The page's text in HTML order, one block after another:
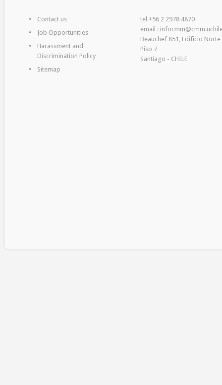
Contact us
Job Opportunities
Harassment and
Discrimination Policy
Sitemap
tel +56 2 2978 4870
email :
Beauchef 851, Edificio Norte
Piso 7
Santiago - CHILE